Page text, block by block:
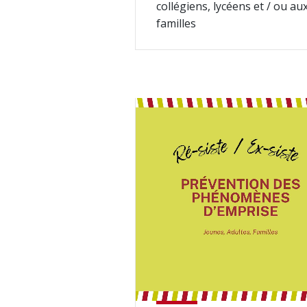
collégiens, lycéens et / ou
familles